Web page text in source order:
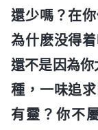
還少嗎？在
為什麽没得
還不是因為
種，一味追
有靈？你不